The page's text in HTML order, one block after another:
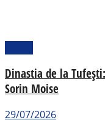
Dinastia de la
Sorin Moise
29/07/2026